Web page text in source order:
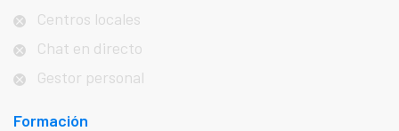
Centros locales
Chat en directo
Gestor personal
Formación